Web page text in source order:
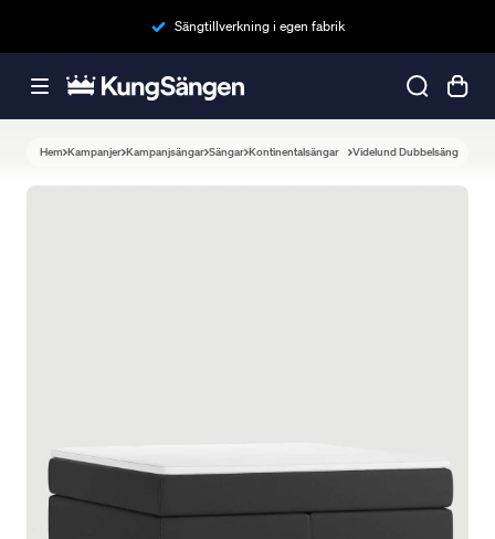
Sängtillverkning i egen fabrik
Hem Kampanjer Kampanjsängar Sängar Kontinentalsängar Videlund Dubbelsäng